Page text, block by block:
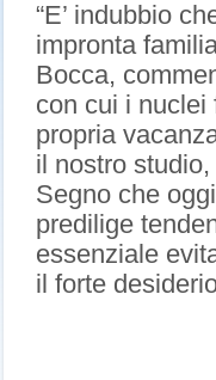
“E’ indubbio
impronta
Bocca,
con cui i nuclei
propria
il nostro
Segno che
predilige
essenziale
il forte